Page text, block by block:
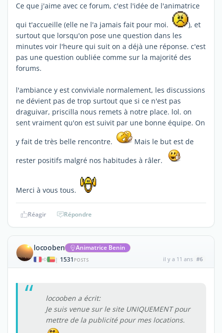
Ce que j'aime avec ce forum, c'est l'idée de l'animatrice
qui t'accueille (elle ne l'a jamais fait pour moi.
), et
surtout que lorsqu'on pose une question dans les
minutes voir l'heure qui suit on a déjà une réponse. c'est
pas une question oubliée comme sur la majorité des
forums.
l'ambiance y est conviviale normalement, les discussions
ne dévient pas de trop surtout que si ce n'est pas
draguivar, priscilla nous remets à notre place. lol. on
sent vraiment qu'on est suivit par une bonne équipe. On
y fait de très belle rencontre.
Mais le but est de
rester positifs malgré nos habitudes à râler.
Merci à vous tous.
Réagir Répondre
locooben Animatrice Benin
| 1531 POSTS il y a 11 ans #6
locooben a écrit:
Je suis venue sur le site UNIQUEMENT pour
mettre de la publicité pour mes locations.